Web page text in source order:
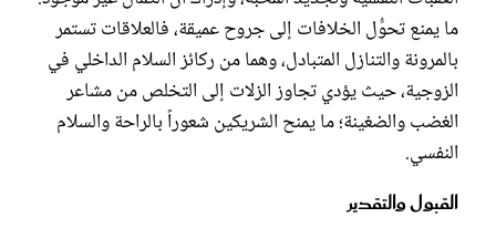
ما يمنع تحوُّل الخلافات إلى جروح عميقة، فالعلاقات تستمر
بالمرونة والتنازل المتبادل، وهما من ركائز السلام الداخلي في
الزوجية، حيث يؤدي تجاوز الزلات إلى التخلص من مشاعر
الغضب والضغينة؛ ما يمنح الشريكين شعوراً بالراحة والسلام
النفسي.
القبول والتقدير